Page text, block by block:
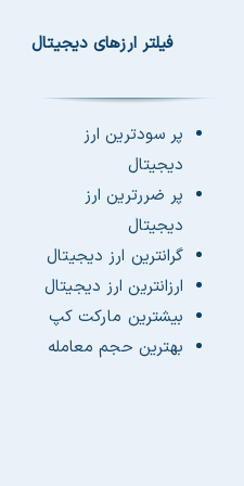
فیلتر ارزهای دیجیتال
پر سودترین ارز
دیجیتال
پر ضررترین ارز
دیجیتال
گرانترین ارز دیجیتال
ارزانترین ارز دیجیتال
بیشترین مارکت کپ
بهترین حجم معامله